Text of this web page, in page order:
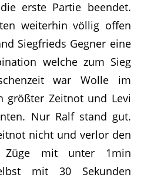
erste Partie beendet.
weiterhin völlig offen
Siegfrieds Gegner eine
welche zum Sieg
war Wolle im
größter Zeitnot und Levi
Nur Ralf stand gut.
nicht und verlor den
Züge mit unter 1min
mit 30 Sekunden